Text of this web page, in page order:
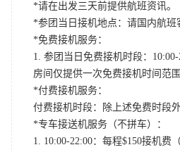
*请在出发三天前提供航班资讯。
*参团当日接机地点：请国内航班
*免费接机服务：
1. 参团当日免费接机时段：
房间仅提供一次免费接机时间范
*付费接机服务：
付费接机时段：除上述免费时段
*专车接送机服务（不拼车）：
1. 10:00-22:00：每程$150接机